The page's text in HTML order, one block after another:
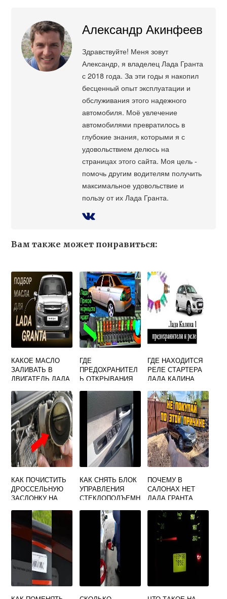
Александр Акинфеев
Здравствуйте! Меня зовут
Александр, я владелец Лада Гранта
с 2018 года. За эти годы я накопил
бесценный опыт эксплуатации и
обслуживания этого надежного
автомобиля. Моё увлечение
автомобилями превратилось в
глубокие знания, которыми я с
удовольствием делюсь на
страницах этого сайта. Моя цель -
помочь другим водителям получить
максимальное удовольствие и
пользу от их Лада Гранта.
Вам также может понравиться:
КАКОЕ МАСЛО
ЗАЛИВАТЬ В
ДВИГАТЕЛЬ ЛАДА
КЛАПАНОВ 106 Л
С ЛУЧШЕ
ГДЕ
ПРЕДОХРАНИТЕЛ
Ь ОТКРЫВАНИЯ
ПРИОРЕ
ГДЕ НАХОДИТСЯ
РЕЛЕ СТАРТЕРА
ЛАДА КАЛИНА
КАК ПОЧИСТИТЬ
ДРОССЕЛЬНУЮ
ЗАСЛОНКУ НА
КАК СНЯТЬ БЛОК
УПРАВЛЕНИЯ
СТЕКЛОПОДЪЕМН
ПРИОРЕ
ПОЧЕМУ В
САЛОНАХ НЕТ
ЛАДА ГРАНТА